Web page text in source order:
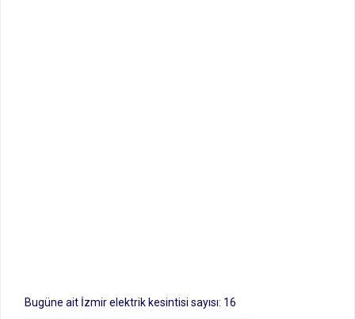
Bugüne ait İzmir elektrik kesintisi sayısı: 16